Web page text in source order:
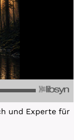
und Experte für